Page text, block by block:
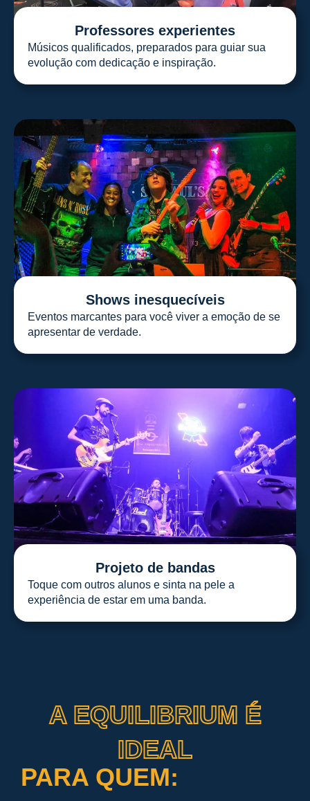
Professores experientes
Músicos qualificados, preparados para guiar sua
evolução com dedicação e inspiração.
Shows inesquecíveis
Eventos marcantes para você viver a emoção de se
apresentar de verdade.
Projeto de bandas
Toque com outros alunos e sinta na pele a
experiência de estar em uma banda.
A EQUILIBRIUM É
IDEAL
PARA QUEM: